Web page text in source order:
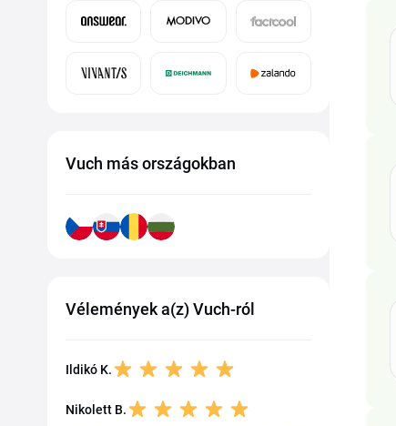
Vuch más országokban
Vélemények a(z) Vuch-ról
Ildikó K.
Nikolett B.